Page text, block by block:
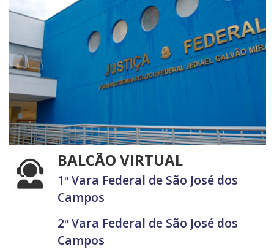
BALCÃO VIRTUAL
1ª Vara Federal de São José dos
Campos
2ª Vara Federal de São José dos
Campos